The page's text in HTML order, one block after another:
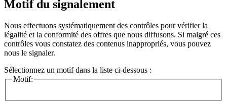
Motif du signalement
Nous effectuons systématiquement des contrôles pour vérifier la
légalité et la conformité des offres que nous diffusons. Si malgré ces
contrôles vous constatez des contenus inappropriés, vous pouvez
nous le signaler.
Sélectionnez un motif dans la liste ci-dessous :
Motif: